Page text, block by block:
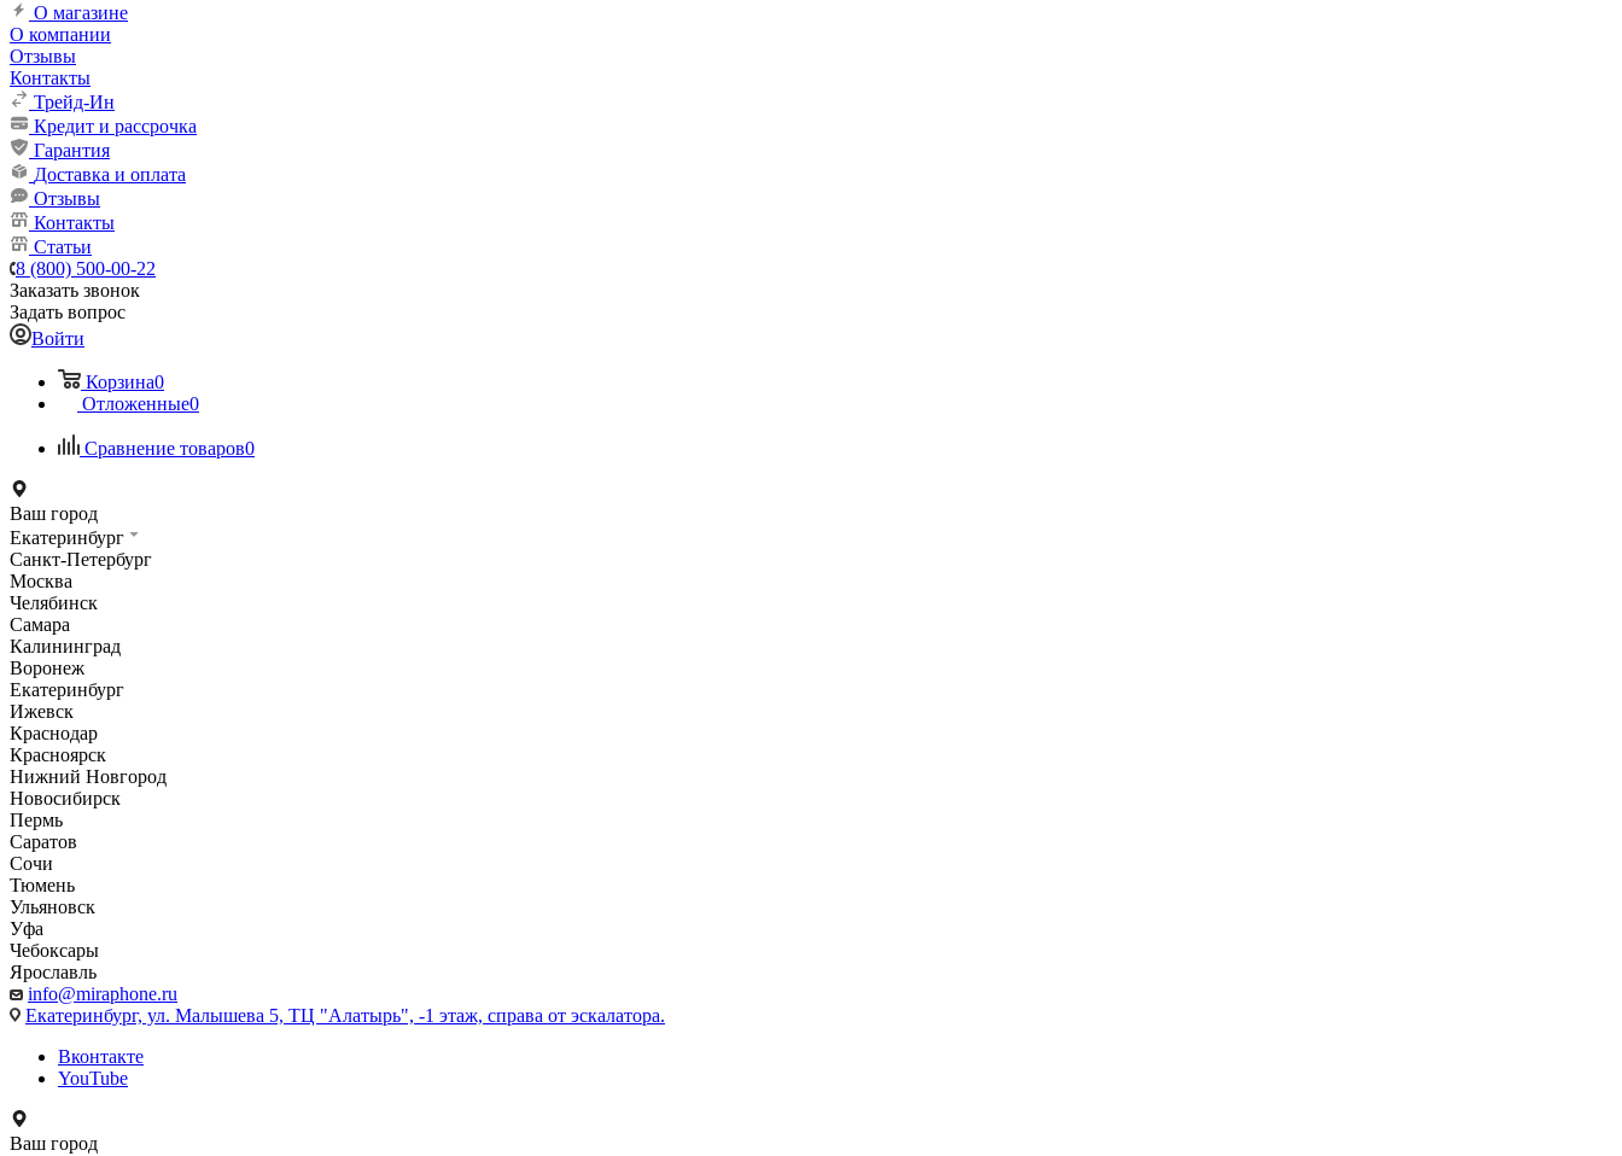
О магазине
О компании
Отзывы
Контакты
Трейд-Ин
Кредит и рассрочка
Гарантия
Доставка и оплата
Отзывы
Контакты
Статьи
8 (800) 500-00-22
Заказать звонок
Задать вопрос
Войти
Корзина0
Отложенные0
Сравнение товаров0
Ваш город
Екатеринбург
Санкт-Петербург
Москва
Челябинск
Самара
Калининград
Воронеж
Екатеринбург
Ижевск
Краснодар
Красноярск
Нижний Новгород
Новосибирск
Пермь
Саратов
Сочи
Тюмень
Ульяновск
Уфа
Чебоксары
Ярославль
info@miraphone.ru
Екатеринбург, ул. Малышева 5, ТЦ "Алатырь", -1 этаж, справа от эскалатора.
Вконтакте
YouTube
Ваш город